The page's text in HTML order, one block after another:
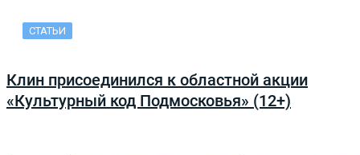
СТАТЬИ
Клин присоединился к областной акции
«Культурный код Подмосковья» (12+)